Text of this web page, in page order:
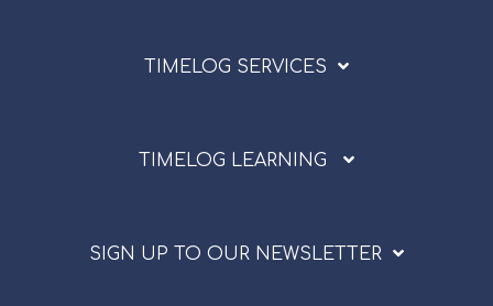
TIMELOG SERVICES
TIMELOG LEARNING
SIGN UP TO OUR NEWSLETTER